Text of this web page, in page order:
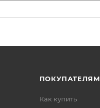
ПОКУПАТЕЛЯМ
Как купить